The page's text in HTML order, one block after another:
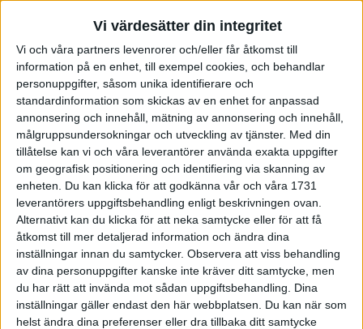
Vi värdesätter din integritet
Vi och våra partners levenrorer och/eller får åtkomst till
information på en enhet, till exempel cookies, och behandlar
personuppgifter, såsom unika identifierare och
standardinformation som skickas av en enhet for anpassad
annonsering och innehåll, mätning av annonsering och innehåll,
målgruppsundersokningar och utveckling av tjänster. Med din
tillåtelse kan vi och våra leverantörer använda exakta uppgifter
om geografisk positionering och identifiering via skanning av
enheten. Du kan klicka för att godkänna vår och våra 1731
leverantörers uppgiftsbehandling enligt beskrivningen ovan.
Alternativt kan du klicka för att neka samtycke eller för att få
åtkomst till mer detaljerad information och ändra dina
inställningar innan du samtycker. Observera att viss behandling
av dina personuppgifter kanske inte kräver ditt samtycke, men
du har rätt att invända mot sådan uppgiftsbehandling. Dina
inställningar gäller endast den här webbplatsen. Du kan när som
helst ändra dina preferenser eller dra tillbaka ditt samtycke